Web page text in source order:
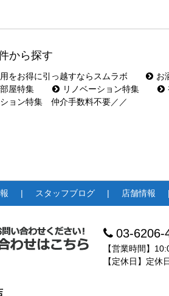
から探す
をお得に引っ越すならスムラボ お
屋特集
リノベーション特集
ョン特集 仲介手数料不要／／
スタッフブログ 店舗情報
03-6206-
【営業時間】
【定休日】定